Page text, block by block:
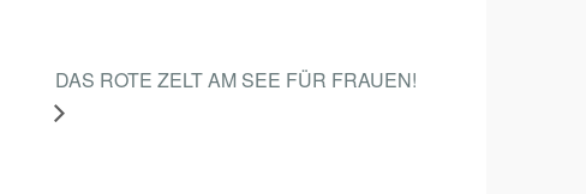
DAS ROTE ZELT AM SEE FÜR FRAUEN!